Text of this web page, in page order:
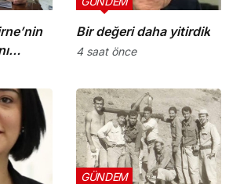
Bir değeri daha yitirdik
4 saat önce
GÜNDEM